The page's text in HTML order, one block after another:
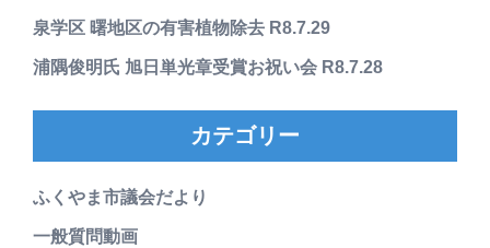
泉学区 曙地区の有害植物除去 R8.7.29
浦隅俊明氏 旭日単光章受賞お祝い会 R8.7.28
カテゴリー
ふくやま市議会だより
一般質問動画